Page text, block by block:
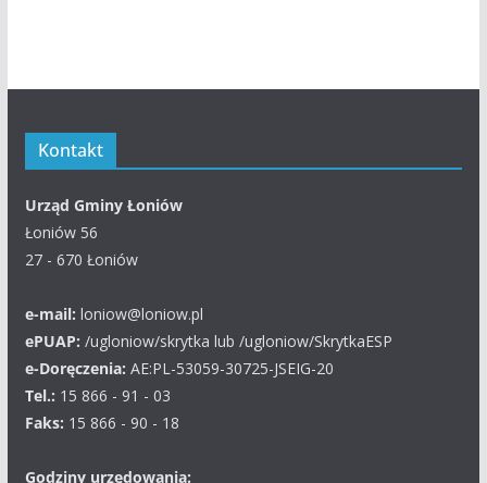
Kontakt
Urząd Gminy Łoniów
Łoniów 56
27 - 670 Łoniów
e-mail: loniow@loniow.pl
ePUAP: /ugloniow/skrytka lub /ugloniow/SkrytkaESP
e-Doręczenia: AE:PL-53059-30725-JSEIG-20
Tel.: 15 866 - 91 - 03
Faks: 15 866 - 90 - 18
Godziny urzędowania: